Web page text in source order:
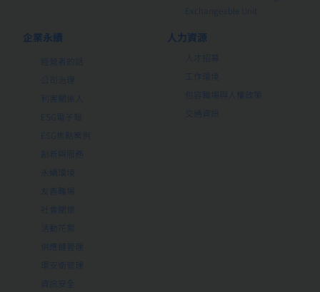
Exchangeable Unit
企業永續
經營者的話
公司治理
利害關係人
ESG電子報
ESG焦點案例
創新與服務
永續環境
友善職場
社會關懷
活動花絮
供應鏈管理
環安衛管理
資訊安全
人力資源
人才招募
工作環境
包容職場與人權政策
交通資訊